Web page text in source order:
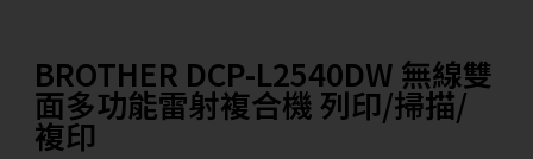
BROTHER DCP-L2540DW 無線雙
面多功能雷射複合機 列印/掃描/
複印